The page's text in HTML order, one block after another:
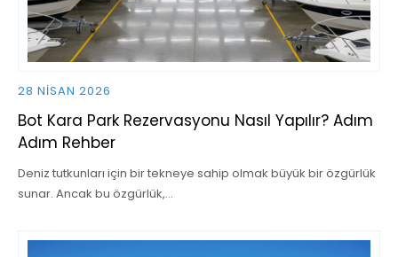
28 NISAN 2026
Bot Kara Park Rezervasyonu Nasıl Yapılır? Adım
Adım Rehber
Deniz tutkunları için bir tekneye sahip olmak büyük bir özgürlük
sunar. Ancak bu özgürlük,…